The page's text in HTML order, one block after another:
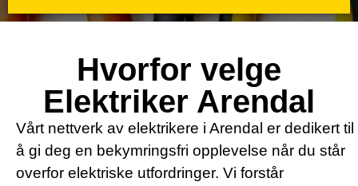
Hvorfor velge
Elektriker Arendal
Vårt nettverk av elektrikere i Arendal er dedikert til
å gi deg en bekymringsfri opplevelse når du står
overfor elektriske utfordringer. Vi forstår